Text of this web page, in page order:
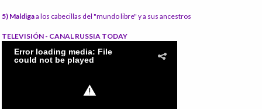
5) Maldigaa los cabecillas del "mundo libre" y a sus ancestros
TELEVISIÓN - CANAL RUSSIA TODAY